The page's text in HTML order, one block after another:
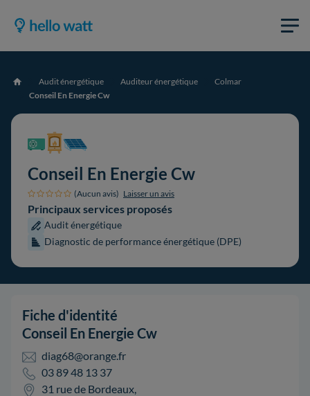
Accueil Audit énergétique Auditeur énergétique
Colmar
Conseil En Energie Cw
Conseil En Energie Cw
(Aucun avis) Laisser un avis
Principaux services proposés
Audit énergétique
Diagnostic de performance énergétique (DPE)
Fiche d'identité
Conseil En Energie Cw
diag68@orange.fr
03 89 48 13 37
31 rue de Bordeaux,